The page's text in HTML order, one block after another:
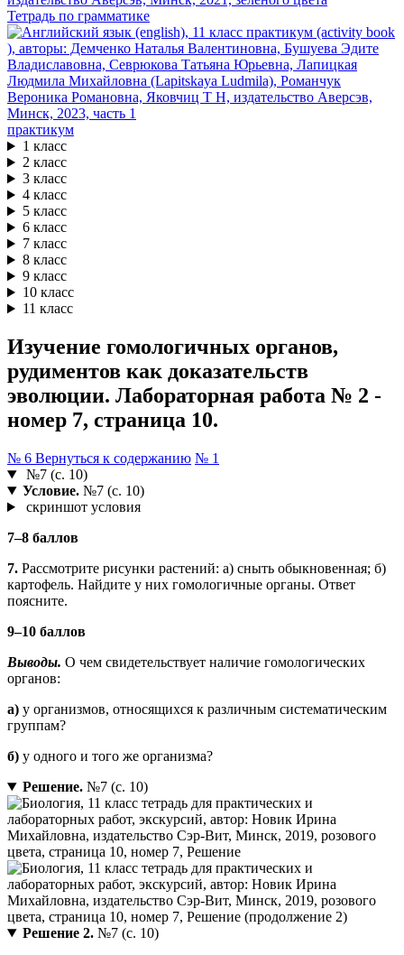
Тетрадь по грамматике
практикум
1 класс
2 класс
3 класс
4 класс
5 класс
6 класс
7 класс
8 класс
9 класс
10 класс
11 класс
Изучение гомологичных органов,
рудиментов как доказательств
эволюции. Лабораторная работа № 2 -
номер 7, страница 10.
№ 6 Вернуться к содержанию № 1
№7 (с. 10)
Условие.№7 (с. 10)
скриншот условия
7–8 баллов
7. Рассмотрите рисунки растений: а) сныть обыкновенная; б)
картофель. Найдите у них гомологичные органы. Ответ
поясните.
9–10 баллов
Выводы. О чем свидетельствует наличие гомологических
органов:
а) у организмов, относящихся к различным систематическим
группам?
б) у одного и того же организма?
Решение.№7 (с. 10)
Решение 2.№7 (с. 10)